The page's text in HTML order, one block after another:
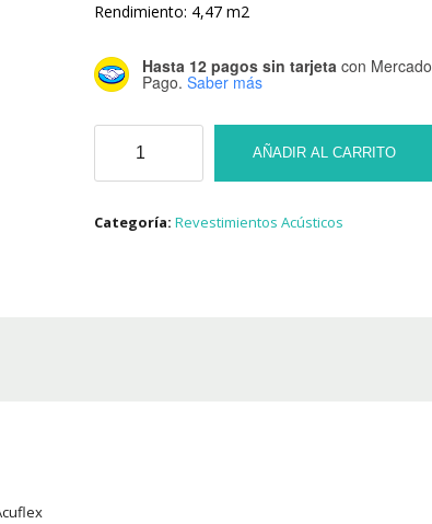
Rendimiento: 4,47 m2
Hasta 12 pagos sin tarjeta con Mercado
Pago. Saber más
acustico
Placa
Acuflex
AÑADIR AL CARRITO
Categoría:Revestimientos Acústicos